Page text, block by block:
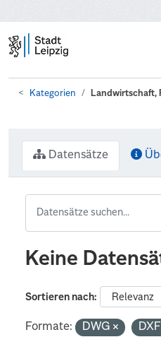
Kategorien Landwirtschaft,
Datensätze
Keine
Sortieren nach
Formate: DWG